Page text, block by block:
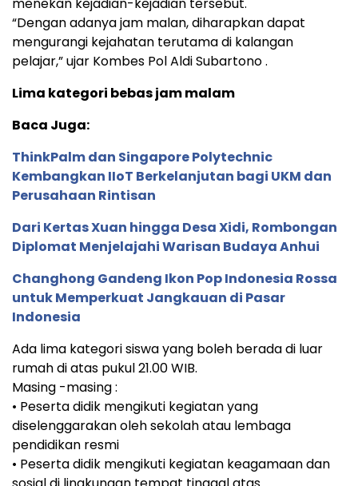
“Dengan adanya jam malan, diharapkan dapat
mengurangi kejahatan terutama di kalangan
pelajar,” ujar Kombes Pol Aldi Subartono .
Lima kategori bebas jam malam
Baca Juga:
ThinkPalm dan Singapore Polytechnic
Kembangkan IIoT Berkelanjutan bagi UKM dan
Perusahaan Rintisan
Dari Kertas Xuan hingga Desa Xidi, Rombongan
Diplomat Menjelajahi Warisan Budaya Anhui
Changhong Gandeng Ikon Pop Indonesia Rossa
untuk Memperkuat Jangkauan di Pasar
Indonesia
Ada lima kategori siswa yang boleh berada di luar
rumah di atas pukul 21.00 WIB.
Masing -masing :
• Peserta didik mengikuti kegiatan yang
diselenggarakan oleh sekolah atau lembaga
pendidikan resmi
• Peserta didik mengikuti kegiatan keagamaan dan